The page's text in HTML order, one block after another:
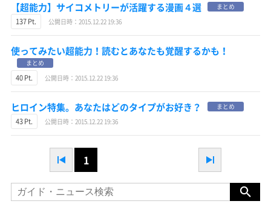
【超能力】サイコメトリーが活躍する漫画４選 まとめ
137 Pt. 公開日時：2015.12.22 19:36
使ってみたい超能力！読むとあなたも覚醒するかも！
まとめ
40 Pt. 公開日時：2015.12.22 19:36
ヒロイン特集。あなたはどのタイプがお好き？ まとめ
43 Pt. 公開日時：2015.12.22 19:36
1